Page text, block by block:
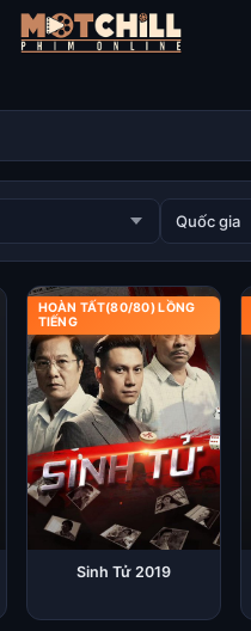
HOÀN TẤT(80/80) LỒNG
TIẾNG
Sinh Tử 2019